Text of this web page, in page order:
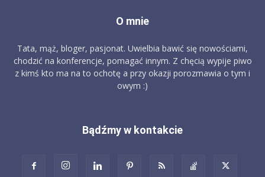
O mnie
Tata, mąż, bloger, pasjonat. Uwielbia bawić się nowościami,
chodzić na konferencje, pomagać innym. Z chęcią wypije piwo
z kimś kto ma na to ochotę a przy okazji porozmawia o tym i
owym :)
Bądźmy w kontakcie